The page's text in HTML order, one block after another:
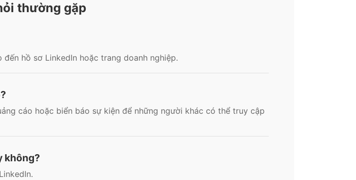
thường gặp
hồ sơ LinkedIn hoặc trang doanh nghiệp.
cáo hoặc biển báo sự kiện để những người khác có thể truy cập
không?